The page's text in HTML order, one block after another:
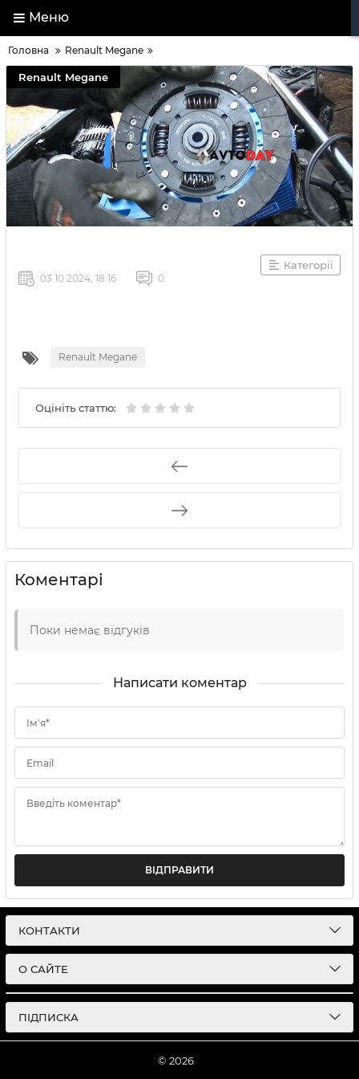
Меню
Головна Renault Megane
Renault Megane
Категорії
03 10 2024, 18:16 0
Renault Megane
Оцініть статтю:
Коментарі
Поки немає відгуків
Написати коментар
Ім'я*
Email
Введіть коментар*
ВІДПРАВИТИ
КОНТАКТИ
О САЙТЕ
ПІДПИСКА
© 2026